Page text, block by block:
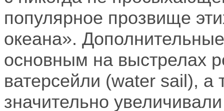
популярное прозвище
океана».
основным на выстрелах
ватерсейли (water sail ), а
значительно